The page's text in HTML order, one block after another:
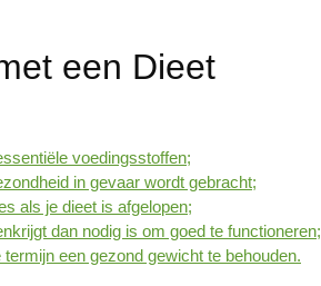
een Dieet
voedingsstoffen;
in gevaar wordt gebracht;
als je dieet is afgelopen;
dan nodig is om goed te functioneren;
een gezond gewicht te behouden.